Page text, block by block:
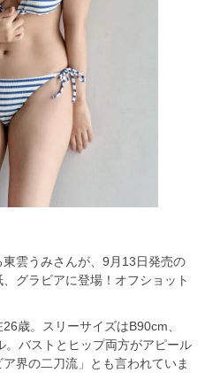
雲うみさんが、9月13日発売の
グラビアに登場！オフショット
歳。スリーサイズはB90cm、
バストとヒップ両方がアピール
界の二刀流」とも言われていま